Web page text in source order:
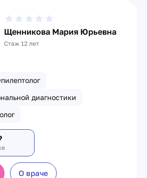
Щенникова Мария Юрьевна
Стаж 12 лет
диагностики
О враче